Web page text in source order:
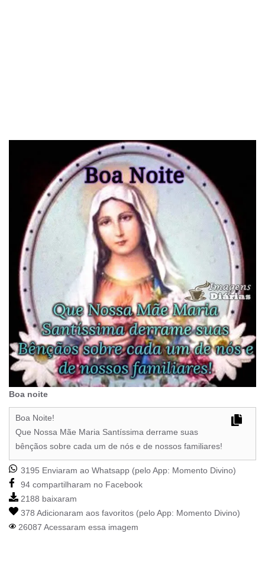
Boa noite
Boa Noite!
Que Nossa Mãe Maria Santíssima derrame suas
bênçãos sobre cada um de nós e de nossos familiares!
3195 Enviaram ao Whatsapp (pelo App: Momento Divino)
94 compartilharam no Facebook
2188 baixaram
378 Adicionaram aos favoritos (pelo App: Momento Divino)
26087 Acessaram essa imagem